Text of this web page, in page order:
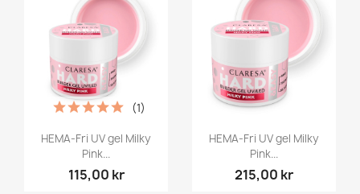
HEMA-Fri UV gel Milky
Pink...
115,00 kr
(1)
HEMA-Fri UV gel Milky
Pink...
215,00 kr